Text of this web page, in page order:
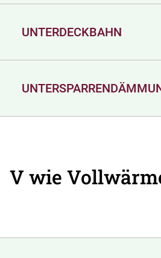
UNTERDECKBAHN
V wie